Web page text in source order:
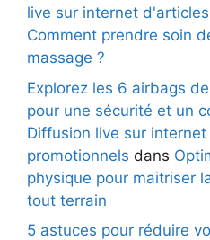
live sur internet
Comment prendre soin
massage ?
Explorez les 6 airbags
pour une sécurité et un
Diffusion live sur
promotionnels dans
physique pour maitriser
tout terrain
5 astuces pour réduire